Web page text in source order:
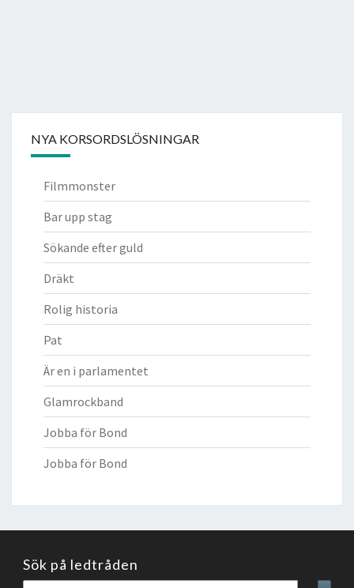
NYA KORSORDSLÖSNINGAR
Filmmonster
Bar upp stag
Sökande efter guld
Dräkt
Rolig historia
Pat
Är en i parlamentet
Glamrockband
Jobba för Bond
Jobba för Bond
Sök på ledtråden